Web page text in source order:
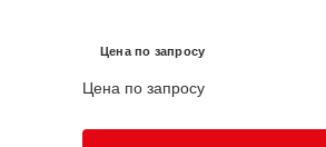
Цена по запросу
Цена по запросу